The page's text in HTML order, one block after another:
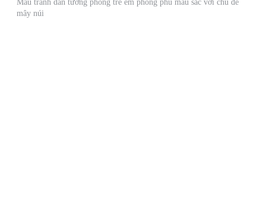
Mẫu tranh dán tường phòng trẻ em phong phú màu sắc với chủ đề
mây núi